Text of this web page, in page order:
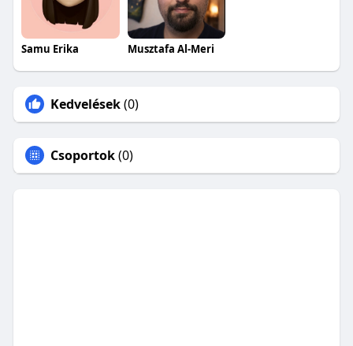
Samu Erika Musztafa Al-Meri
Kedvelések(0)
Csoportok(0)